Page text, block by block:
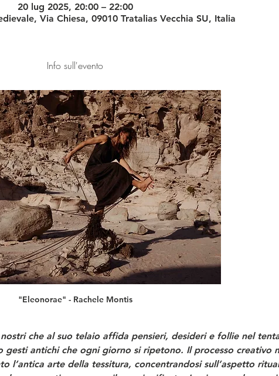
20 lug 2025, 20:00 – 22:00
Via Chiesa, 09010 Tratalias Vecchia SU, Italia
Info sull'evento
"Eleonorae" - Rachele Montis
che al suo telaio affida pensieri, desideri e follie nel
antichi che ogni giorno si ripetono. Il processo creativo
l’antica arte della tessitura, concentrandosi sull’aspetto